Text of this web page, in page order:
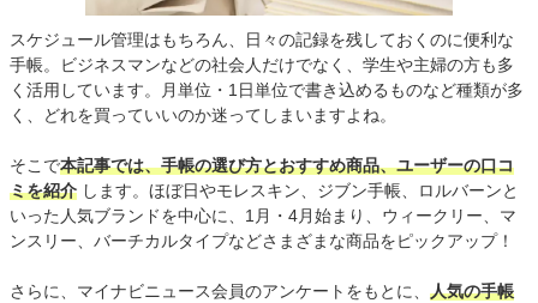
スケジュール管理はもちろん、日々の記録を残しておくのに便利な
手帳。ビジネスマンなどの社会人だけでなく、学生や主婦の方も多
く活用しています。月単位・1日単位で書き込めるものなど種類が多
く、どれを買っていいのか迷ってしまいますよね。
そこで本記事では、手帳の選び方とおすすめ商品、ユーザーの口コ
ミを紹介 します。ほぼ日やモレスキン、ジブン手帳、ロルバーンと
いった人気ブランドを中心に、1月・4月始まり、ウィークリー、マ
ンスリー、バーチカルタイプなどさまざまな商品をピックアップ！
さらに、マイナビニュース会員のアンケートをもとに、 人気の手帳